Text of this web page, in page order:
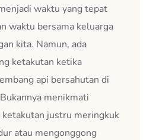
waktu yang tepat
waktu bersama keluarga
kita. Namun, ada
ketakutan ketika
api bersahutan di
menikmati
ketakutan justru meringkuk
atau mengonggong